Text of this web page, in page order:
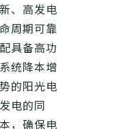
、高发电
周期可靠
具备高功
统降本增
的阳光电
电的同
，确保电